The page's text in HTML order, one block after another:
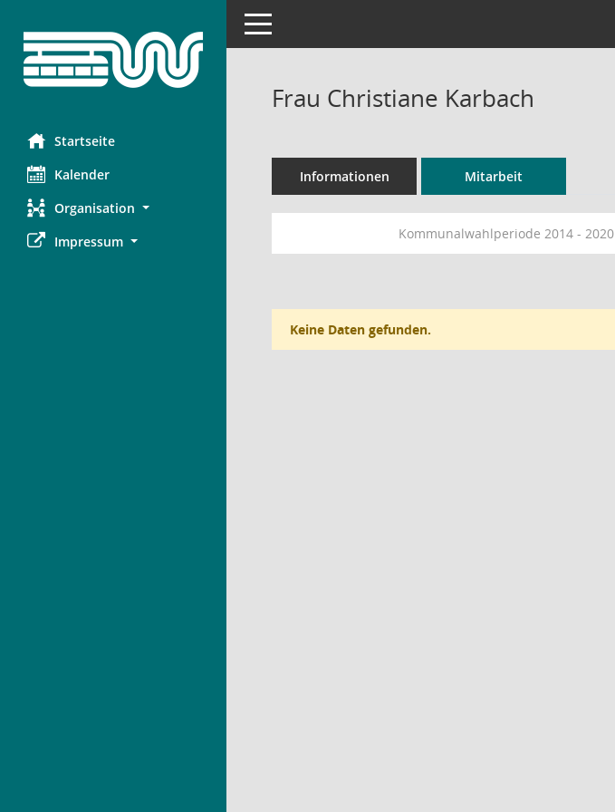
Startseite
Kalender
Organisation
Impressum
Toggle navigation
Frau Christiane Karbach
Informationen Mitarbeit
Kommunalwahlperiode 2014 - 2020
Keine Daten gefunden.